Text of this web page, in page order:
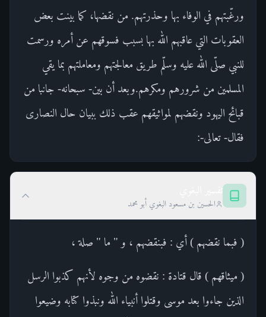
ورغّبتهم في الوفاء بها وحذرتهم. من نقضها، كما بينت بعض
العقوبات التي عاقبهم الله بها بسبب فسوقهم عن أمره ورسمت
للنبي صلّى الله عليه وسلّم طريق معالجتهم ومعاملتهم بما يقي
المسلمين من شرورهم ومكرهم.وبعد أن بين- سبحانه- جانبا من
قبائح اليهود ونقضهم لمواثيقهم عقب ذلك ببيان حال النصارى
فقال- تعالى-:
الحسين بن مسعود البغوي أبو محمد
( فبما نقضهم ) أي : فبنقضهم ، و " ما " صلة ،
( ميثاقهم ) قال قتادة : نقضوه من وجوه لأنهم كذبوا الرسل
الذين جاءوا بعد موسى وقتلوا أنبياء الله ونبذوا كتابه وضيعوا